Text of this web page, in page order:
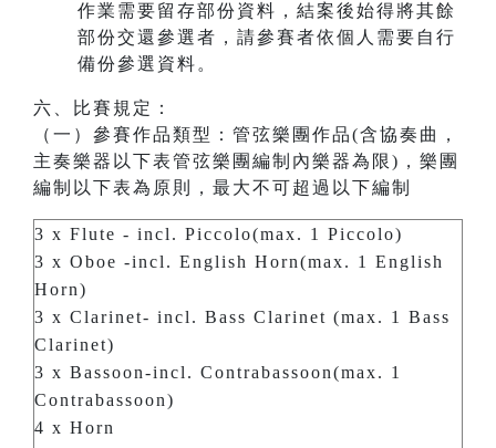
作業需要留存部份資料，結案後始得將其餘
部份交還參選者，請參賽者依個人需要自行
備份參選資料。
六、比賽規定：
（一）參賽作品類型：管弦樂團作品(含協奏曲，
主奏樂器以下表管弦樂團編制內樂器為限)，樂團
編制以下表為原則，最大不可超過以下編制
3 x Flute - incl. Piccolo(max. 1 Piccolo)
3 x Oboe -incl. English Horn(max. 1 English
Horn)
3 x Clarinet- incl. Bass Clarinet (max. 1 Bass
Clarinet)
3 x Bassoon-incl. Contrabassoon(max. 1
Contrabassoon)
4 x Horn